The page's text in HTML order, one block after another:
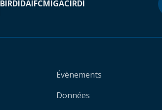
BIRDIDAIFCMIGACIRDI
Évènements
Données